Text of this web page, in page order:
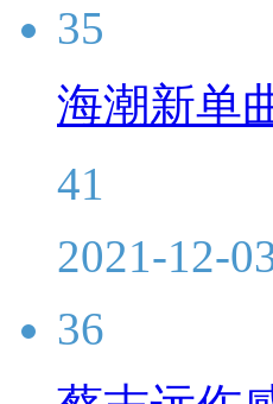
35
海潮新单
41
2021-12-
36